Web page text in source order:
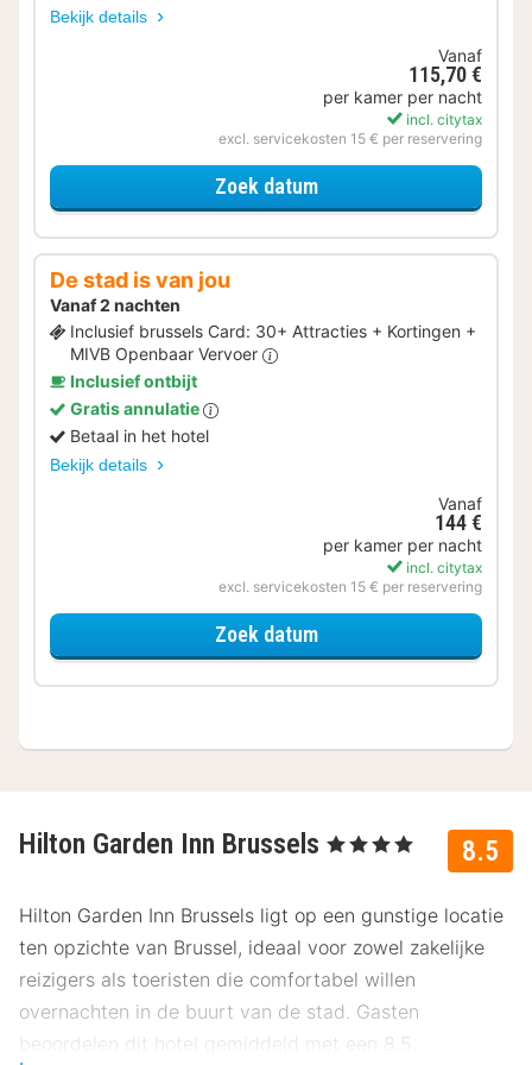
Bekijk details
Vanaf
115,70 €
per kamer per nacht
incl. citytax
excl. servicekosten 15 € per reservering
Zoek datumvoor Samen op Pad
De stad is van jou
Vanaf 2 nachten
Inclusief brussels Card: 30+ Attracties + Kortingen +
MIVB Openbaar Vervoer
Inclusief ontbijt
Gratis annulatie
Betaal in het hotel
Bekijk details
Vanaf
144 €
per kamer per nacht
incl. citytax
excl. servicekosten 15 € per reservering
Zoek datumvoor De stad is van jou
8.5
Hilton Garden Inn Brussels , 4 Sterren
Hilton Garden Inn Brussels ligt op een gunstige locatie
ten opzichte van Brussel, ideaal voor zowel zakelijke
reizigers als toeristen die comfortabel willen
overnachten in de buurt van de stad. Gasten
beoordelen dit hotel gemiddeld met een 8.5.